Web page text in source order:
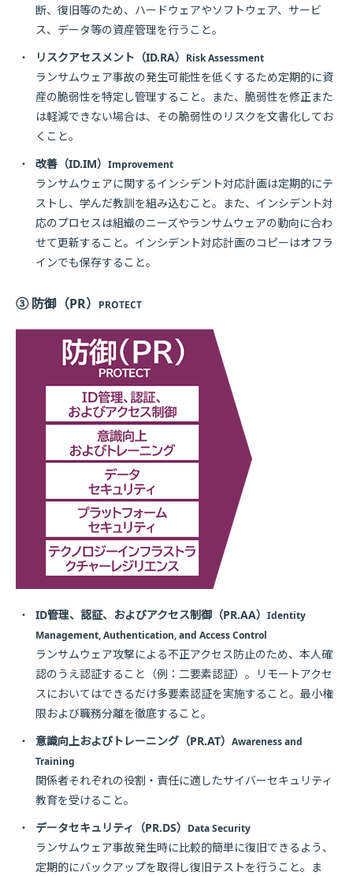
断、復旧等のため、ハードウェアやソフトウェア、サービ
ス、データ等の資産管理を行うこと。
・
リスクアセスメント（ID.RA） Risk Assessment
ランサムウェア事故の発生可能性を低くするため定期的に資
産の脆弱性を特定し管理すること。また、脆弱性を修正また
は軽減できない場合は、その脆弱性のリスクを文書化してお
くこと。
・
改善（ID.IM） Improvement
ランサムウェアに関するインシデント対応計画は定期的にテ
ストし、学んだ教訓を組み込むこと。また、インシデント対
応のプロセスは組織のニーズやランサムウェアの動向に合わ
せて更新すること。インシデント対応計画のコピーはオフラ
インでも保存すること。
③ 防御（PR） PROTECT
・ ID管理、認証、およびアクセス制御（PR.AA） Identity
Management, Authentication, and Access Control
ランサムウェア攻撃による不正アクセス防止のため、本人確
認のうえ認証すること（例：二要素認証）。リモートアクセ
スにおいてはできるだけ多要素認証を実施すること。最小権
限および職務分離を徹底すること。
・
意識向上およびトレーニング（PR.AT） Awareness and
Training
関係者それぞれの役割・責任に適したサイバーセキュリティ
教育を受けること。
・
データセキュリティ（PR.DS） Data Security
ランサムウェア事故発生時に比較的簡単に復旧できるよう、
定期的にバックアップを取得し復旧テストを行うこと。ま